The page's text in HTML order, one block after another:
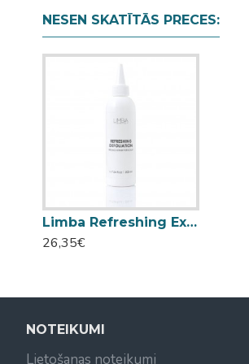
NESEN SKATĪTĀS PRECES:
Limba Refreshing Exfoliation galvas ādai pīlings-skrubis 200ml
26,35€
NOTEIKUMI
Lietošanas noteikumi